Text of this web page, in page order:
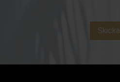
Skicka